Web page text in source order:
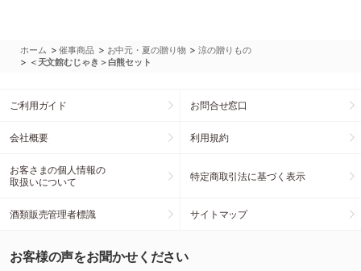
ホーム >催事商品 > お中元・夏の贈り物 >涼の贈りもの
> ＜天文館むじゃき＞白熊セット
ご利用ガイド お問合せ窓口
会社概要 利用規約
お客さまの個人情報の
取扱いについて
特定商取引法に基づく表示
酒類販売管理者標識 サイトマップ
お客様の声をお聞かせください